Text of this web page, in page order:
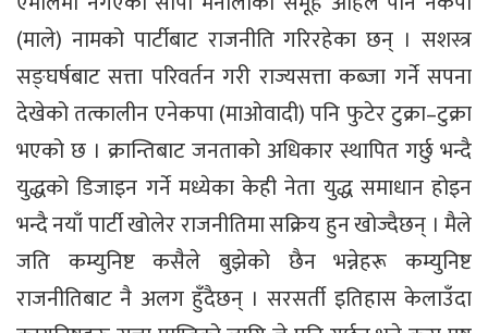
(माले) नामको पार्टीबाट राजनीति गरिरहेका छन् । सशस्त्र
सङ्घर्षबाट सत्ता परिवर्तन गरी राज्यसत्ता कब्जा गर्ने सपना
देखेको तत्कालीन एनेकपा (माओवादी) पनि फुटेर टुक्रा–टुक्रा
भएको छ । क्रान्तिबाट जनताको अधिकार स्थापित गर्छु भन्दै
युद्धको डिजाइन गर्ने मध्येका केही नेता युद्ध समाधान होइन
भन्दै नयाँ पार्टी खोलेर राजनीतिमा सक्रिय हुन खोज्दैछन् । मैले
जति कम्युनिष्ट कसैले बुझेको छैन भन्नेहरू कम्युनिष्ट
राजनीतिबाट नै अलग हुँदैछन् । सरसर्ती इतिहास केलाउँदा